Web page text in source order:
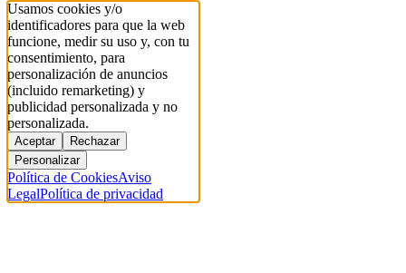
Usamos cookies y/o
identificadores para que la web
funcione, medir su uso y, con tu
consentimiento, para
personalización de anuncios
(incluido remarketing) y
publicidad personalizada y no
personalizada.
Aceptar
Rechazar
Personalizar
Política de CookiesAviso
LegalPolítica de privacidad